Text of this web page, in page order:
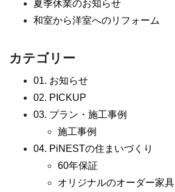
夏季休業のお知らせ
和室から洋室へのリフォーム
カテゴリー
01. お知らせ
02. PICKUP
03. プラン・施工事例
施工事例
04. PiNESTの住まいづくり
60年保証
オリジナルのオーダー家具